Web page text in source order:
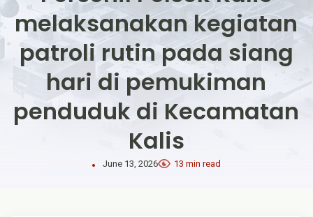
melaksanakan kegiatan
patroli rutin pada siang
hari di pemukiman
penduduk di Kecamatan
Kalis
June 13, 2026 13 min read